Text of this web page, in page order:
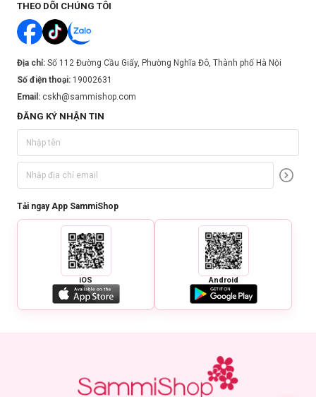
THEO DÕI CHÚNG TÔI
Địa chỉ: Số 112 Đường Cầu Giấy, Phường Nghĩa Đô, Thành phố Hà Nội
Số điện thoại: 19002631
Email: cskh@sammishop.com
ĐĂNG KÝ NHẬN TIN
Tải ngay App SammiShop
iOS Android